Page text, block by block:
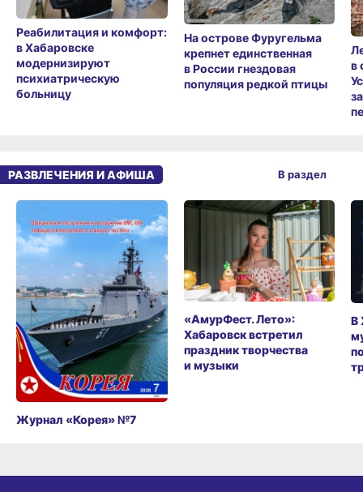
Реабилитация и комфорт:
в Хабаровске
модернизируют
психиатрическую
больницу
На острове Фуругельма
крепнет единственная
в России гнездовая
популяция редкой птицы
в
РАЗВЛЕЧЕНИЯ И АФИША
Журнал «Корея» №7
«АмурФест. Лето»:
Хабаровск встретил
праздник творчества
и музыки
В
В раздел